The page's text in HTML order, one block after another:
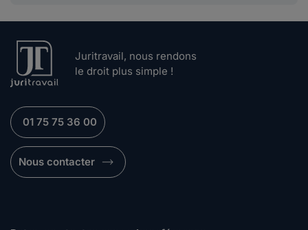
Juritravail, nous rendons
le droit plus simple !
01 75 75 36 00
Nous contacter